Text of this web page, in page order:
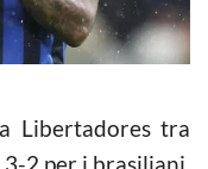
Libertadores tra
2 per i brasiliani,